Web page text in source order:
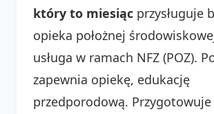
który to miesiąc przysługuje
opieka położnej
usługa w ramach NFZ (POZ).
zapewnia opiekę, edukację
przedporodową.